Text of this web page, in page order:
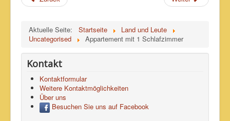
Aktuelle Seite: Startseite
Land und Leute
Uncategorised
Appartement mit 1 Schlafzimmer
Kontakt
Kontaktformular
Weitere Kontaktmöglichkeiten
Über uns
Besuchen Sie uns auf Facebook